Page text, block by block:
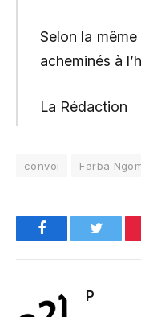
Selon la
acheminés à
La Rédaction
convoi Farba
FacebookTwitter
P